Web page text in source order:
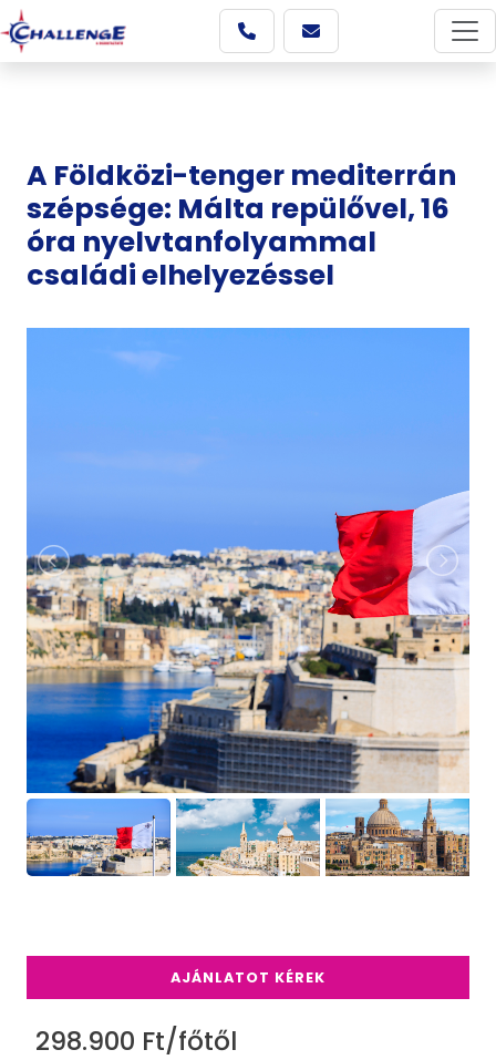
A Földközi-tenger mediterrán
szépsége: Málta repülővel, 16
óra nyelvtanfolyammal
családi elhelyezéssel
Képgaléria
AJÁNLATOT KÉREK
298.900 Ft/főtől